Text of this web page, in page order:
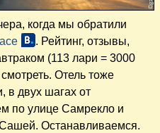
когда мы обратили
. Рейтинг, отзывы,
(113 лари = 3000
Отель тоже
в двух шагах от
по улице Самрекло и
Останавливаемся.